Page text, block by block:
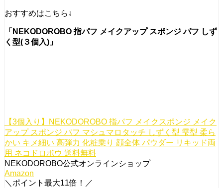
おすすめはこちら↓
「NEKODOROBO 指パフ メイクアップ スポンジ パフ しず
く型(３個入)」
【3個入り】NEKODOROBO 指パフ メイクスポンジ メイク
アップ スポンジ パフ マシュマロタッチ しずく型 雫型 柔ら
かい キメ細い 高弾力 化粧乗り 顔全体 パウダー リキッド両
用 ネコドロボウ 送料無料
NEKODOROBO公式オンラインショップ
Amazon
＼ポイント最大11倍！／